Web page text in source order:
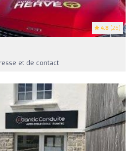
4.8 (26)
et de contact